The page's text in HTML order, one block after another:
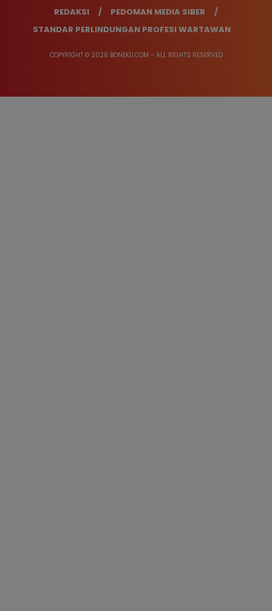
REDAKSI
PEDOMAN MEDIA SIBER
STANDAR PERLINDUNGAN PROFESI WARTAWAN
COPYRIGHT © 2026 BONEKU.COM - ALL RIGHTS RESERVED